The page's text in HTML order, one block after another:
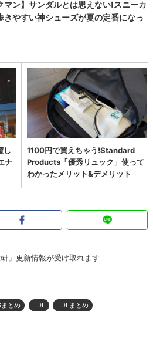
」更新情報が受け取れます
とめ TDL TDLまとめ